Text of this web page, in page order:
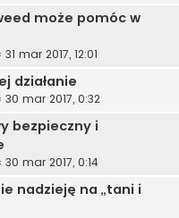
może pomóc w
31 mar 2017, 12:01
działanie
30 mar 2017, 0:32
bezpieczny i
30 mar 2017, 0:14
nadzieję na „tani i